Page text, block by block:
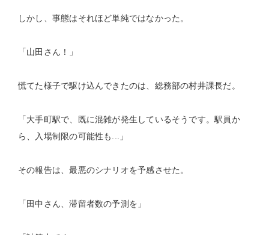
しかし、事態はそれほど単純ではなかった。
「山田さん！」
慌てた様子で駆け込んできたのは、総務部の村井課長だ。
「大手町駅で、既に混雑が発生しているそうです。駅員か
ら、入場制限の可能性も...」
その報告は、最悪のシナリオを予感させた。
「田中さん、滞留者数の予測を」